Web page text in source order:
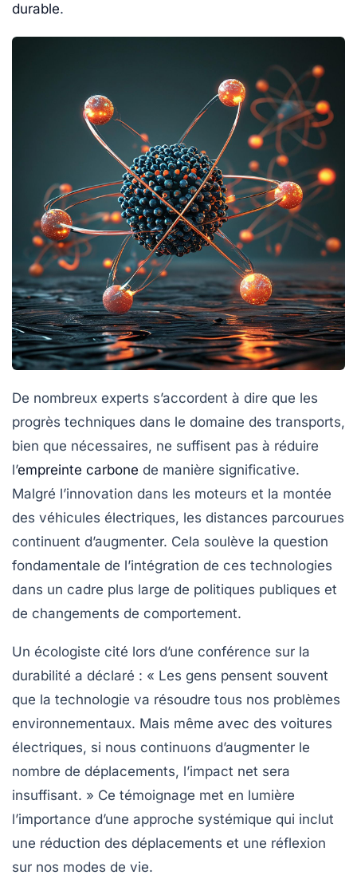
durable.
De nombreux experts s’accordent à dire que les
progrès techniques dans le domaine des transports,
bien que nécessaires, ne suffisent pas à réduire
l’empreinte carbone de manière significative.
Malgré l’innovation dans les moteurs et la montée
des véhicules électriques, les distances parcourues
continuent d’augmenter. Cela soulève la question
fondamentale de l’intégration de ces technologies
dans un cadre plus large de politiques publiques et
de changements de comportement.
Un écologiste cité lors d’une conférence sur la
durabilité a déclaré : « Les gens pensent souvent
que la technologie va résoudre tous nos problèmes
environnementaux. Mais même avec des voitures
électriques, si nous continuons d’augmenter le
nombre de déplacements, l’impact net sera
insuffisant. » Ce témoignage met en lumière
l’importance d’une approche systémique qui inclut
une réduction des déplacements et une réflexion
sur nos modes de vie.